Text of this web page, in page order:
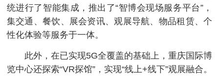
统进行了智能集成，推出了“智博会现场服务平台”，
集交通、餐饮、展会资讯、观展导航、物品租赁、个
性化体验等服务于一体。
此外，在已实现5G全覆盖的基础上，重庆国际博
览中心还探索“VR探馆”，实现“线上+线下”观展融合。